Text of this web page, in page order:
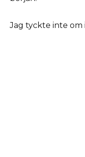
Jag tyckte inte om